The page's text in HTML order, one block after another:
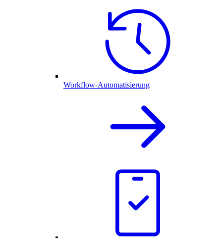
Workflow-Automatisierung